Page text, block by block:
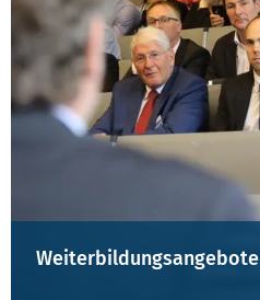
Weiterbildungsangebote